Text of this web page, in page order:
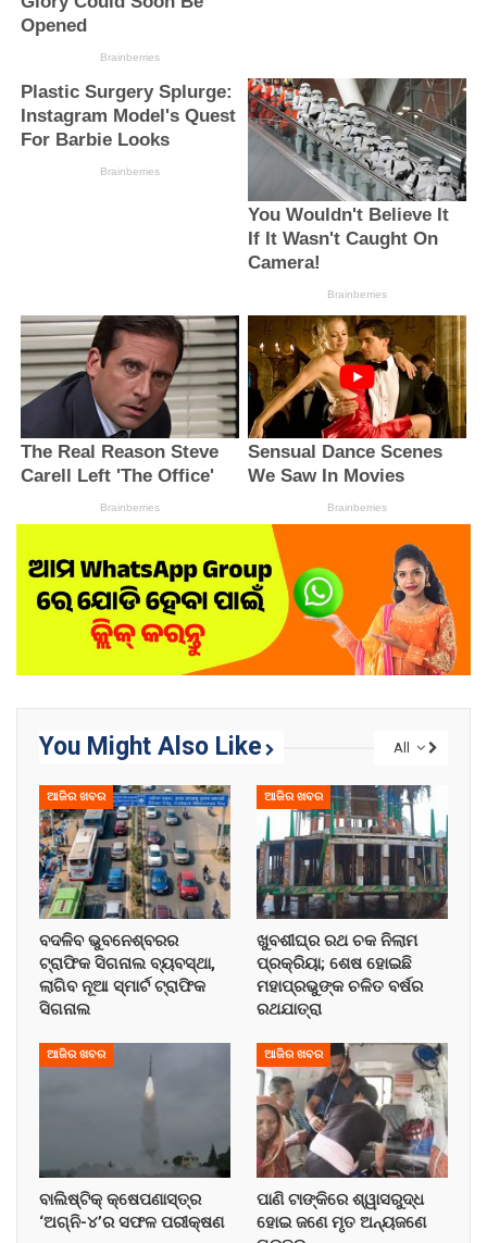
All
You Might Also Like
ଆଜିର ଖବର
ବଦଳିବ ଭୁବନେଶ୍ବରର
ଟ୍ରାଫିକ ସିଗନାଲ ବ୍ୟବସ୍ଥା,
ଲାଗିବ ନୂଆ ସ୍ମାର୍ଟ ଟ୍ରାଫିକ
ସିଗନାଲ
ଆଜିର ଖବର
ଖୁବଶୀଘ୍ର ରଥ ଚକ ନିଲାମ
ପ୍ରକ୍ରିୟା; ଶେଷ ହୋଇଛି
ମହାପ୍ରଭୁଙ୍କ ଚଳିତ ବର୍ଷର
ରଥଯାତ୍ରା
ଆଜିର ଖବର
ବାଲିଷ୍ଟିକ୍ କ୍ଷେପଣାସ୍ତ୍ର
‘ଅଗ୍ନି-୪’ର ସଫଳ ପରୀକ୍ଷଣ
ଆଜିର ଖବର
ପାଣି ଟାଙ୍କିରେ ଶ୍ୱାସରୁଦ୍ଧ
ହୋଇ ଜଣେ ମୃତ ଅନ୍ୟଜଣେ